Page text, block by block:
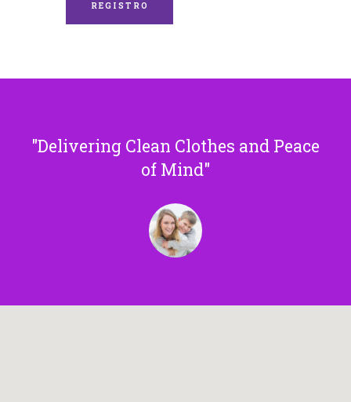
Delivering Clean Clothes and Peace
of Mind